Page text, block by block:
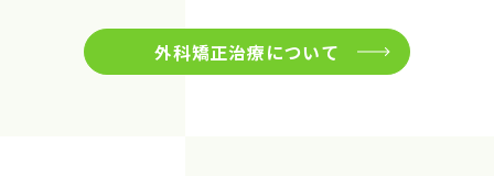
外科矯正治療について